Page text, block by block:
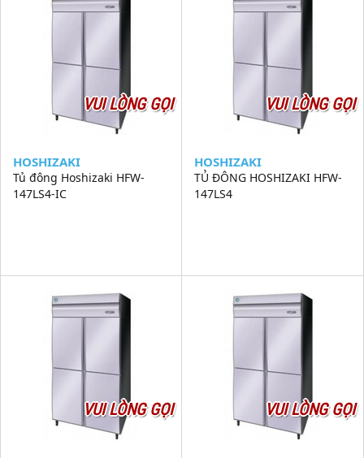
VUI LÒNG GỌI
HOSHIZAKI
Tủ đông Hoshizaki HFW-
147LS4-IC
VUI LÒNG GỌI
HOSHIZAKI
TỦ ĐÔNG HOSHIZAKI HFW-
147LS4
VUI LÒNG GỌI VUI LÒNG GỌI